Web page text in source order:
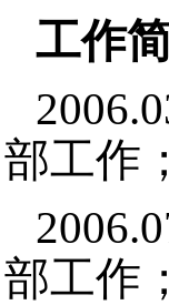
工作
部工作
部工作